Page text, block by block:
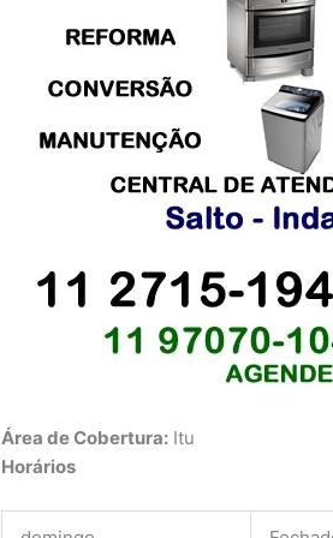
Área de Cobertura: Itu
Horários